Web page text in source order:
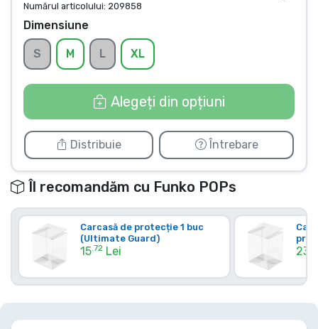
Numărul articolului: 209858
Dimensiune
S M L XL
Alegeți din opțiuni
Distribuie Întrebare
Îl recomandăm cu Funko POPs
Carcasă de protecție 1 buc
(Ultimate Guard)
15.72 Lei 23
Sortare după muzică
Tipuri de produse